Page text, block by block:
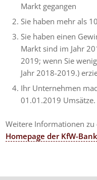
Markt gegangen
Sie haben mehr als
Sie haben einen
Markt sind im Jahr
2019; wenn Sie
Jahr 2018-2019.)
Ihr Unternehmen
01.01.2019 Umsätze.
Weitere Informationen
Homepage der KfW-Bank